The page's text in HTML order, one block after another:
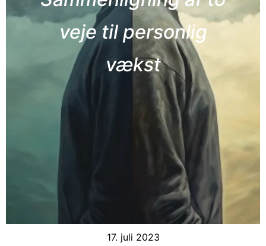
veje til personlig
vækst
17. juli 2023